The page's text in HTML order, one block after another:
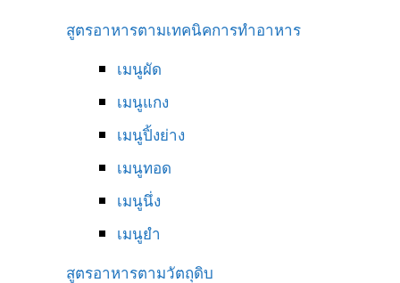
สูตรอาหารตามเทคนิคการทำอาหาร
เมนูผัด
เมนูแกง
เมนูปิ้งย่าง
เมนูทอด
เมนูนึ่ง
เมนูยำ
สูตรอาหารตามวัตถุดิบ